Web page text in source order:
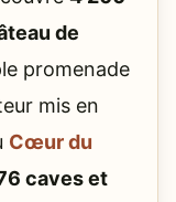
de
promenade
mis en
Cœur du
caves et